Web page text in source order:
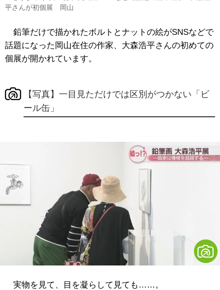
平さんが初個展 岡山
鉛筆だけで描かれたボルトとナットの絵がSNSなどで
話題になった岡山在住の作家、大森浩平さんの初めての
個展が開かれています。
【写真】一目見ただけでは区別がつかない「ビ
ール缶」
実物を見て、目を凝らして見ても……。